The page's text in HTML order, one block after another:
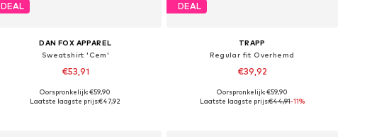
DEAL
DAN FOX APPAREL
Sweatshirt 'Cem'
€53,91
Beschikbare maten: S, M, L, XL, XXL
Oorspronkelijk: €59,90
Laatste laagste prijs:€47,92
DEAL
TRAPP
Regular fit Overhemd
€39,92
Beschikbare maten: S, M, L, XL
Oorspronkelijk: €59,90
Laatste laagste prijs:€44,91-11%